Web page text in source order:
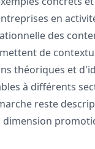
en
des
de
théoriques et
à différents
reste
dimension